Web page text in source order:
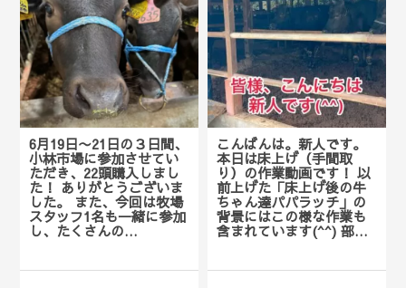
6月19日〜21日の３日間、
小林市場に参加させてい
ただき、22頭購入しまし
た！ ありがとうございま
した。 また、今回は牧場
スタッフ1名も一緒に参加
し、たくさんの…
こんばんは。新人です。
本日は床上げ（手間取
り）の作業動画です！ 以
前上げた「床上げ後の牛
ちゃん達パパラッチ」の
背景にはこの様な作業も
含まれています(^^) 部…